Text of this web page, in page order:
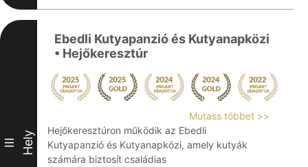
III Hely
Ebedli Kutyapanzió és Kutyanapközi
• Hejőkeresztúr
Mutass többet >>
Hejőkeresztúron működik az Ebedli
Kutyapanzió és Kutyanapközi, amely kutyák
számára biztosít családias